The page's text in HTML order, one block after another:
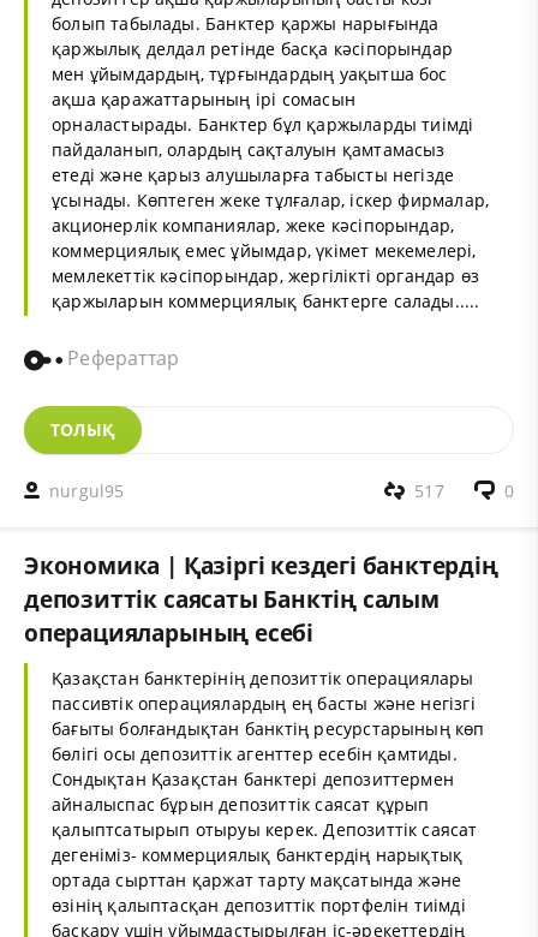
болып табылады. Банктер қаржы нарығында
қаржылық делдал ретінде басқа кәсіпорындар
мен ұйымдардың, тұрғындардың уақытша бос
ақша қаражаттарының ірі сомасын
орналастырады. Банктер бұл қаржыларды тиімді
пайдаланып, олардың сақталуын қамтамасыз
етеді және қарыз алушыларға табысты негізде
ұсынады. Көптеген жеке тұлғалар, іскер фирмалар,
акционерлік компаниялар, жеке кәсіпорындар,
коммерциялық емес ұйымдар, үкімет мекемелері,
мемлекеттік кәсіпорындар, жергілікті органдар өз
қаржыларын коммерциялық банктерге салады.....
Рефераттар
ТОЛЫҚ
nurgul95 0
517
Экономика | Қазіргі кездегі банктердің
депозиттік саясаты Банктің салым
операцияларының есебі
Қазақстан банктерінің депозиттік операциялары
пассивтік операциялардың ең басты және негізгі
бағыты болғандықтан банктің ресурстарының көп
бөлігі осы депозиттік агенттер есебін қамтиды.
Сондықтан Қазақстан банктері депозиттермен
айналыспас бұрын депозиттік саясат құрып
қалыптсатырып отыруы керек. Депозиттік саясат
дегеніміз- коммерциялық банктердің нарықтық
ортада сырттан қаржат тарту мақсатында және
өзінің қалыптасқан депозиттік портфелін тиімді
басқару үшін ұйымдастырылған іс-әрекеттердің